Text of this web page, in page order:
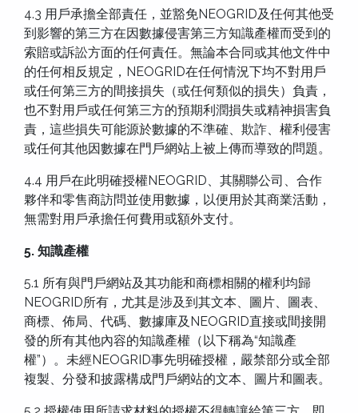
4.3 用戶承擔全部責任，並豁免NEOGRID及任何其他受
到影響的第三方在因數據侵害第三方知識產權而受到的
索賠或訴訟方面的任何責任。無論本合同或其他文件中
的任何相反規定，NEOGRID在任何情況下均不對用戶
或任何第三方的間接損失（或任何類似的損失）負責，
也不對用戶或任何第三方的預期利潤損失或精神損害負
責，這些損失可能源於數據的不準確、欺詐、權利侵害
或任何其他因數據在門戶網站上被上傳而導致的問題。
4.4 用戶在此明確授權NEOGRID、其關聯公司、合作
夥伴和零售商訪問並使用數據，以便用於其商業活動，
無需對用戶承擔任何費用或額外支付。
5. 知識產權
5.1 所有與門戶網站及其功能和商標相關的權利均歸
NEOGRID所有，尤其是涉及到其文本、圖片、圖表、
商標、佈局、代碼、數據庫及NEOGRID直接或間接開
發的所有其他內容的知識產權（以下稱為“知識產
權”）。未經NEOGRID事先明確授權，嚴禁部分或全部
複製、分發和披露構成門戶網站的文本、圖片和圖表。